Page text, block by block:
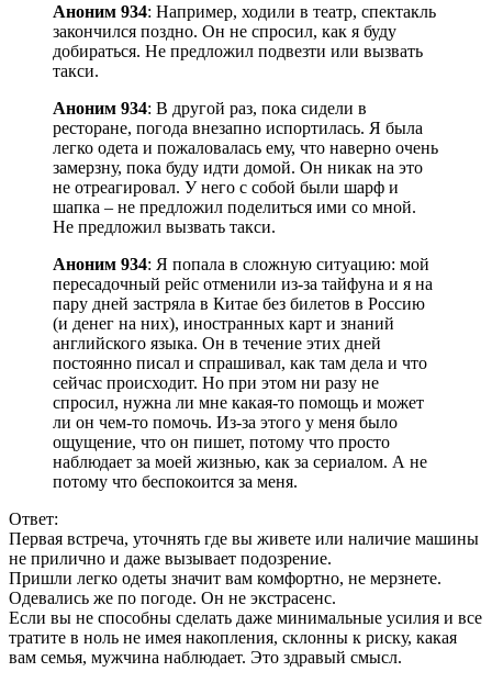
Аноним 934: Например, ходили в театр, спектакль
закончился поздно. Он не спросил, как я буду
добираться. Не предложил подвезти или вызвать
такси.
Аноним 934: В другой раз, пока сидели в
ресторане, погода внезапно испортилась. Я была
легко одета и пожаловалась ему, что наверно очень
замерзну, пока буду идти домой. Он никак на это
не отреагировал. У него с собой были шарф и
шапка – не предложил поделиться ими со мной.
Не предложил вызвать такси.
Аноним 934: Я попала в сложную ситуацию: мой
пересадочный рейс отменили из-за тайфуна и я на
пару дней застряла в Китае без билетов в Россию
(и денег на них), иностранных карт и знаний
английского языка. Он в течение этих дней
постоянно писал и спрашивал, как там дела и что
сейчас происходит. Но при этом ни разу не
спросил, нужна ли мне какая-то помощь и может
ли он чем-то помочь. Из-за этого у меня было
ощущение, что он пишет, потому что просто
наблюдает за моей жизнью, как за сериалом. А не
потому что беспокоится за меня.
Ответ:
Первая встреча, уточнять где вы живете или наличие машины
не прилично и даже вызывает подозрение.
Пришли легко одеты значит вам комфортно, не мерзнете.
Одевались же по погоде. Он не экстрасенс.
Если вы не способны сделать даже минимальные усилия и все
тратите в ноль не имея накопления, склонны к риску, какая
вам семья, мужчина наблюдает. Это здравый смысл.